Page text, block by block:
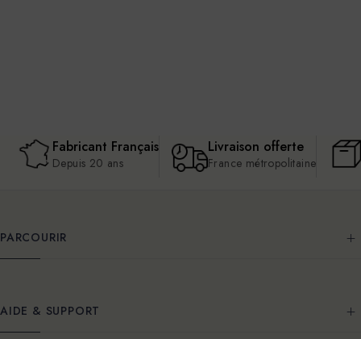
Fabricant Français
Depuis 20 ans
Livraison offerte
France métropolitaine
PARCOURIR
AIDE & SUPPORT